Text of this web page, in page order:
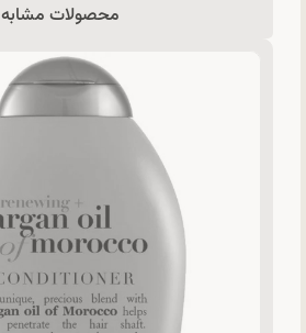
محصولات مشابه